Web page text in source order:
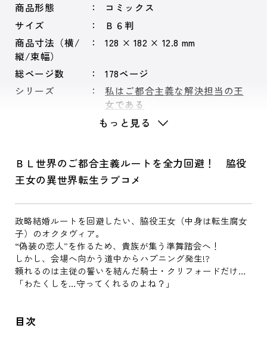
商品形態
コミックス
サイズ
Ｂ６判
商品寸法（横/
縦/束幅）
128 × 182 × 12.8 mm
総ページ数
178ページ
シリーズ
私はご都合主義な解決担当の王
女である
もっと見る
ＢＬ世界のご都合主義ルートを全力回避！ 脇役
王女の異世界転生ラブコメ
政略結婚ルートを回避したい、脇役王女（中身は転生腐女
子）のオクタヴィア。
“偽装の恋人”を作るため、貴族が集う準舞踏会へ！
しかし、会場へ向かう道中からハプニング発生!?
頼れるのは主従の誓いを結んだ騎士・クリフォードだけ…
「わたくしを…守ってくれるのよね？」
目次